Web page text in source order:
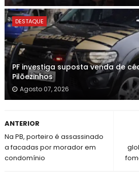
DESTAQUE
PF investiga suposta venda de
Pilõezinhos
Agosto 07, 2026
ANTERIOR
Na PB, porteiro é assassinado
a facadas por morador em
condomínio